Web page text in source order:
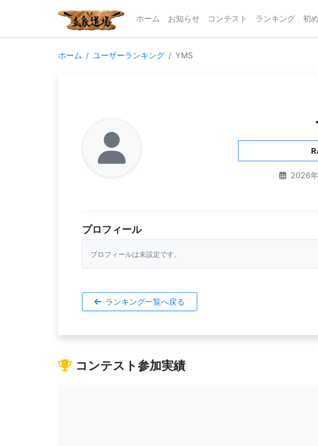
ホーム お知らせ コンテスト ランキング 初
ホーム ユーザーランキング YMS
2026
プロフィール
プロフィールは未設定です。
ランキング一覧へ戻る
コンテスト参加実績